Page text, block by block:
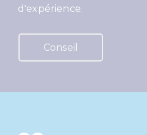
d'expérience.
Conseil